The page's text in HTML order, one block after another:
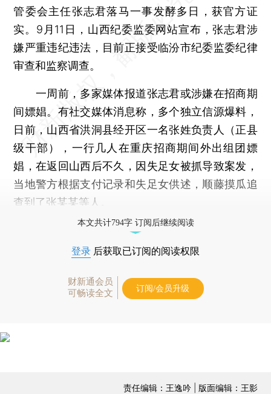
管委会主任张志君落马一事发酵多日，获官方证
实。9月11日，山西纪委监委网站宣布，张志君涉
嫌严重违纪违法，目前正接受临汾市纪委监委纪律
审查和监察调查。
一周前，多家媒体报道张志君或涉嫌在招商期
间嫖娼。有社交媒体消息称，多个独立信源爆料，
日前，山西省洪洞县经开区一名张姓负责人（正县
级干部），一行几人在重庆招商期间外出组团嫖
娼，在返回山西后不久，因失足女被抓导致案发，
当地警方根据支付记录和失足女供述，顺藤摸瓜追
查到了张某某等人。
本文共计794字 订阅后继续阅读
登录 后获取已订阅的阅读权限
财新通会员
可畅读全文
订阅/会员升级
责任编辑：王逸吟 | 版面编辑：王影